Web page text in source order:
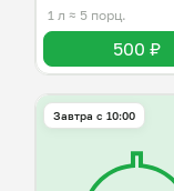
1 л ≈ 5 порц.
500 ₽
Завтра c 10:00